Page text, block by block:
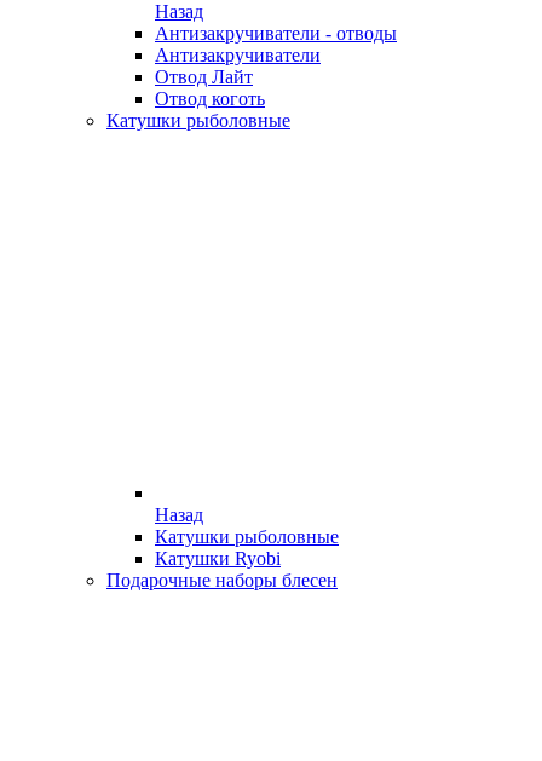
Назад
Антизакручиватели - отводы
Антизакручиватели
Отвод Лайт
Отвод коготь
Катушки рыболовные
Назад
Катушки рыболовные
Катушки Ryobi
Подарочные наборы блесен